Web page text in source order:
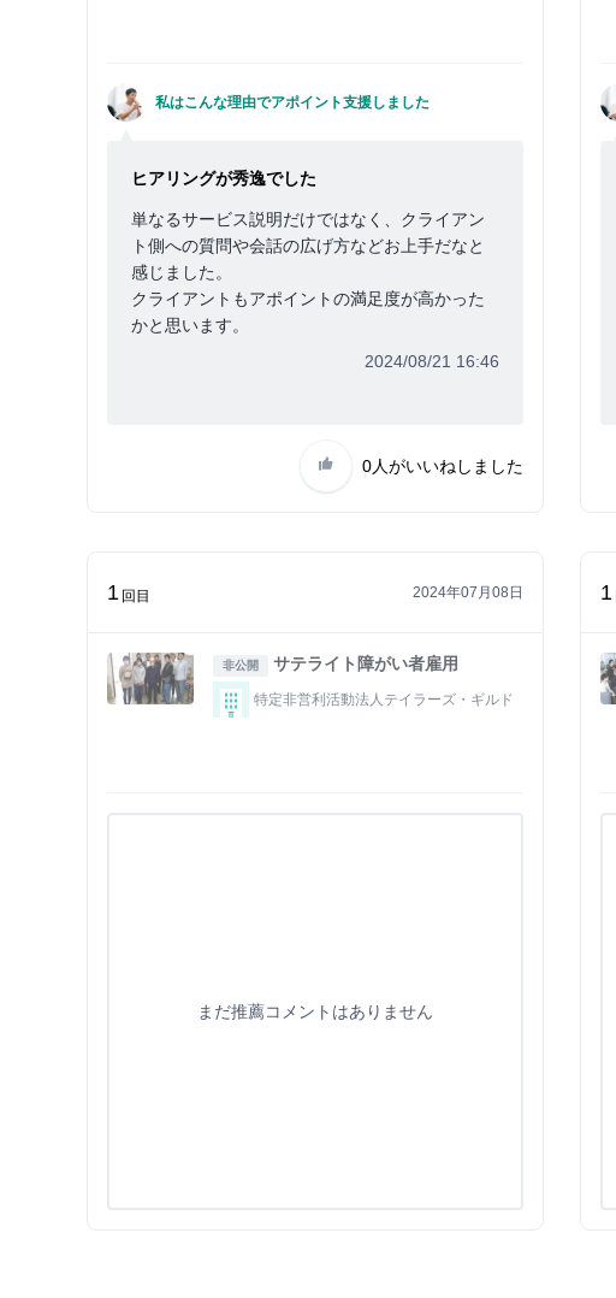
私はこんな理由でアポイント支援しました
ヒアリングが秀逸でした
単なるサービス説明だけではなく、クライアン
ト側への質問や会話の広げ方などお上手だなと
感じました。
クライアントもアポイントの満足度が高かった
かと思います。
2024/08/21 16:46
0人がいいねしました
1 回目 2024年07月08日
非公開 サテライト障がい者雇用
特定非営利活動法人テイラーズ・ギルド
まだ推薦コメントはありません
1